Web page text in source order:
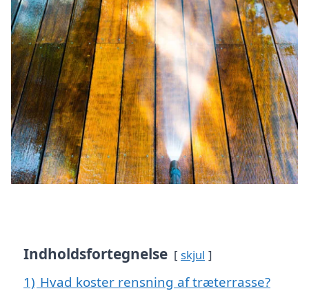
Indholdsfortegnelse skjul
1) Hvad koster rensning af træterrasse?